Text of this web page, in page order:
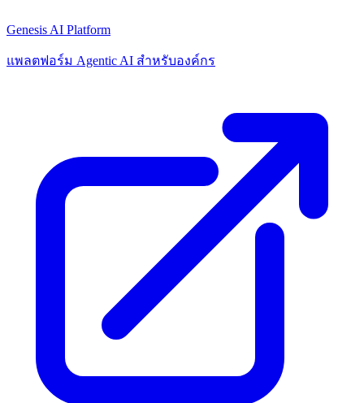
Genesis AI Platform
แพลตฟอร์ม Agentic AI สำหรับองค์กร